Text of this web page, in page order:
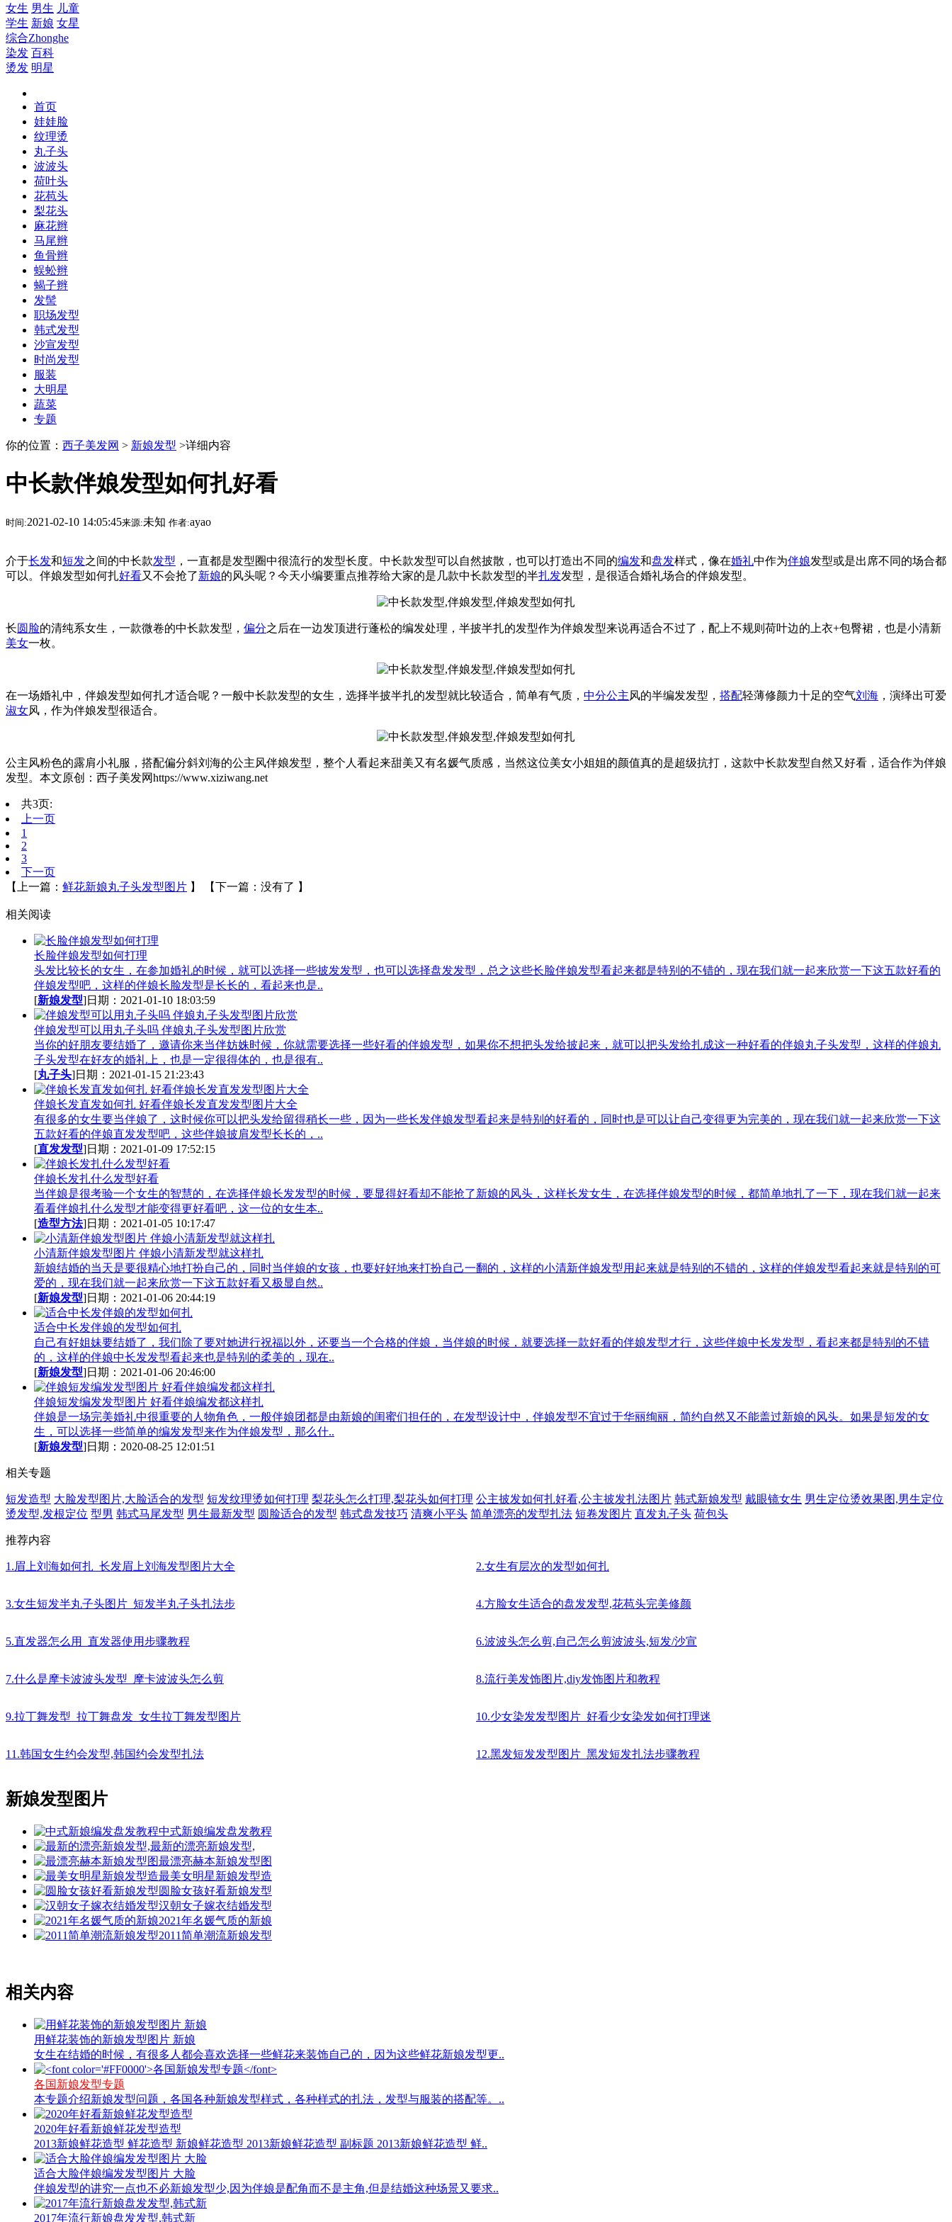
女生 男生 儿童
学生 新娘 女星
综合Zhonghe
染发 百科
烫发 明星
首页
娃娃脸
纹理烫
丸子头
波波头
荷叶头
花苞头
梨花头
麻花辫
马尾辫
鱼骨辫
蜈蚣辫
蝎子辫
发髻
职场发型
韩式发型
沙宣发型
时尚发型
服装
大明星
蔬菜
专题
你的位置： 西子美发网 > 新娘发型 >详细内容
中长款伴娘发型如何扎好看
时间:2021-02-10 14:05:45来源:未知 作者:ayao
介于长发和短发之间的中长款发型 ，一直都是发型圈中很流行的发型长度。中长款发型可以自然披散，也可以打造出不同的编发和盘发样式，像在婚礼中作为伴娘发型或是出席不同的场合都
可以。伴娘发型如何扎好看又不会抢了新娘的风头呢？今天小编要重点推荐给大家的是几款中长款发型的半扎发发型，是很适合婚礼场合的伴娘发型。
长圆脸的清纯系女生，一款微卷的中长款发型， 偏分之后在一边发顶进行蓬松的编发处理，半披半扎的发型作为伴娘发型来说再适合不过了，配上不规则荷叶边的上衣+包臀裙，也是小清新
美女一枚。
在一场婚礼中，伴娘发型如何扎才适合呢？一般中长款发型的女生，选择半披半扎的发型就比较适合，简单有气质， 中分公主风的半编发发型， 搭配轻薄修颜力十足的空气刘海 ，演绎出可爱
淑女风，作为伴娘发型很适合。
公主风粉色的露肩小礼服，搭配偏分斜刘海的公主风伴娘发型，整个人看起来甜美又有名媛气质感，当然这位美女小姐姐的颜值真的是超级抗打，这款中长款发型自然又好看，适合作为伴娘
发型。本文原创：西子美发网https://www.xiziwang.net
共3页:
上一页
1
2
3
下一页
【上一篇： 鲜花新娘丸子头发型图片 】 【下一篇：没有了 】
相关阅读
长脸伴娘发型如何打理
头发比较长的女生，在参加婚礼的时候，就可以选择一些披发发型，也可以选择盘发发型，总之这些长脸伴娘发型看起来都是特别的不错的，现在我们就一起来欣赏一下这五款好看的
伴娘发型吧，这样的伴娘长脸发型是长长的，看起来也是..
[新娘发型]日期：2021-01-10 18:03:59
伴娘发型可以用丸子头吗 伴娘丸子头发型图片欣赏
当你的好朋友要结婚了，邀请你来当伴妨姝时候，你就需要选择一些好看的伴娘发型，如果你不想把头发给披起来，就可以把头发给扎成这一种好看的伴娘丸子头发型，这样的伴娘丸
子头发型在好友的婚礼上，也是一定很得体的，也是很有..
[丸子头]日期：2021-01-15 21:23:43
伴娘长发直发如何扎 好看伴娘长发直发发型图片大全
有很多的女生要当伴娘了，这时候你可以把头发给留得稍长一些，因为一些长发伴娘发型看起来是特别的好看的，同时也是可以让自己变得更为完美的，现在我们就一起来欣赏一下这
五款好看的伴娘直发发型吧，这些伴娘披肩发型长长的，..
[直发发型]日期：2021-01-09 17:52:15
伴娘长发扎什么发型好看
当伴娘是很考验一个女生的智慧的，在选择伴娘长发发型的时候，要显得好看却不能抢了新娘的风头，这样长发女生，在选择伴娘发型的时候，都简单地扎了一下，现在我们就一起来
看看伴娘扎什么发型才能变得更好看吧，这一位的女生本..
[造型方法]日期：2021-01-05 10:17:47
小清新伴娘发型图片 伴娘小清新发型就这样扎
新娘结婚的当天是要很精心地打扮自己的，同时当伴娘的女孩，也要好好地来打扮自己一翻的，这样的小清新伴娘发型用起来就是特别的不错的，这样的伴娘发型看起来就是特别的可
爱的，现在我们就一起来欣赏一下这五款好看又极显自然..
[新娘发型]日期：2021-01-06 20:44:19
适合中长发伴娘的发型如何扎
自己有好姐妹要结婚了，我们除了要对她进行祝福以外，还要当一个合格的伴娘，当伴娘的时候，就要选择一款好看的伴娘发型才行，这些伴娘中长发发型，看起来都是特别的不错
的，这样的伴娘中长发发型看起来也是特别的柔美的，现在..
[新娘发型]日期：2021-01-06 20:46:00
伴娘短发编发发型图片 好看伴娘编发都这样扎
伴娘是一场完美婚礼中很重要的人物角色，一般伴娘团都是由新娘的闺蜜们担任的，在发型设计中，伴娘发型不宜过于华丽绚丽，简约自然又不能盖过新娘的风头。如果是短发的女
生，可以选择一些简单的编发发型来作为伴娘发型，那么什..
[新娘发型]日期：2020-08-25 12:01:51
相关专题
短发造型 大脸发型图片,大脸适合的发型 短发纹理烫如何打理 梨花头怎么打理,梨花头如何打理 公主披发如何扎好看,公主披发扎法图片 韩式新娘发型 戴眼镜女生 男生定位烫效果图,男生定位
烫发型,发根定位 型男 韩式马尾发型 男生最新发型 圆脸适合的发型 韩式盘发技巧 清爽小平头 简单漂亮的发型扎法 短卷发图片 直发丸子头 荷包头
推荐内容
1.眉上刘海如何扎_长发眉上刘海发型图片大全 2.女生有层次的发型如何扎
3.女生短发半丸子头图片_短发半丸子头扎法步 4.方脸女生适合的盘发发型,花苞头完美修颜
5.直发器怎么用_直发器使用步骤教程 6.波波头怎么剪,自己怎么剪波波头,短发/沙宣
7.什么是摩卡波波头发型_摩卡波波头怎么剪 8.流行美发饰图片,diy发饰图片和教程
9.拉丁舞发型_拉丁舞盘发_女生拉丁舞发型图片 10.少女染发发型图片_好看少女染发如何打理迷
11.韩国女生约会发型,韩国约会发型扎法 12.黑发短发发型图片_黑发短发扎法步骤教程
新娘发型图片
中式新娘编发盘发教程
最新的漂亮新娘发型,
最漂亮赫本新娘发型图
最美女明星新娘发型造
圆脸女孩好看新娘发型
汉朝女子嫁衣结婚发型
2021年名媛气质的新娘
2011简单潮流新娘发型
相关内容
用鲜花装饰的新娘发型图片 新娘
女生在结婚的时候，有很多人都会喜欢选择一些鲜花来装饰自己的，因为这些鲜花新娘发型更..
各国新娘发型专题
本专题介绍新娘发型问题，各国各种新娘发型样式，各种样式的扎法，发型与服装的搭配等。..
2020年好看新娘鲜花发型造型
2013新娘鲜花造型 鲜花造型 新娘鲜花造型 2013新娘鲜花造型 副标题 2013新娘鲜花造型 鲜..
适合大脸伴娘编发发型图片 大脸
伴娘发型的讲究一点也不必新娘发型少,因为伴娘是配角而不是主角,但是结婚这种场景又要求..
2017年流行新娘盘发发型,韩式新